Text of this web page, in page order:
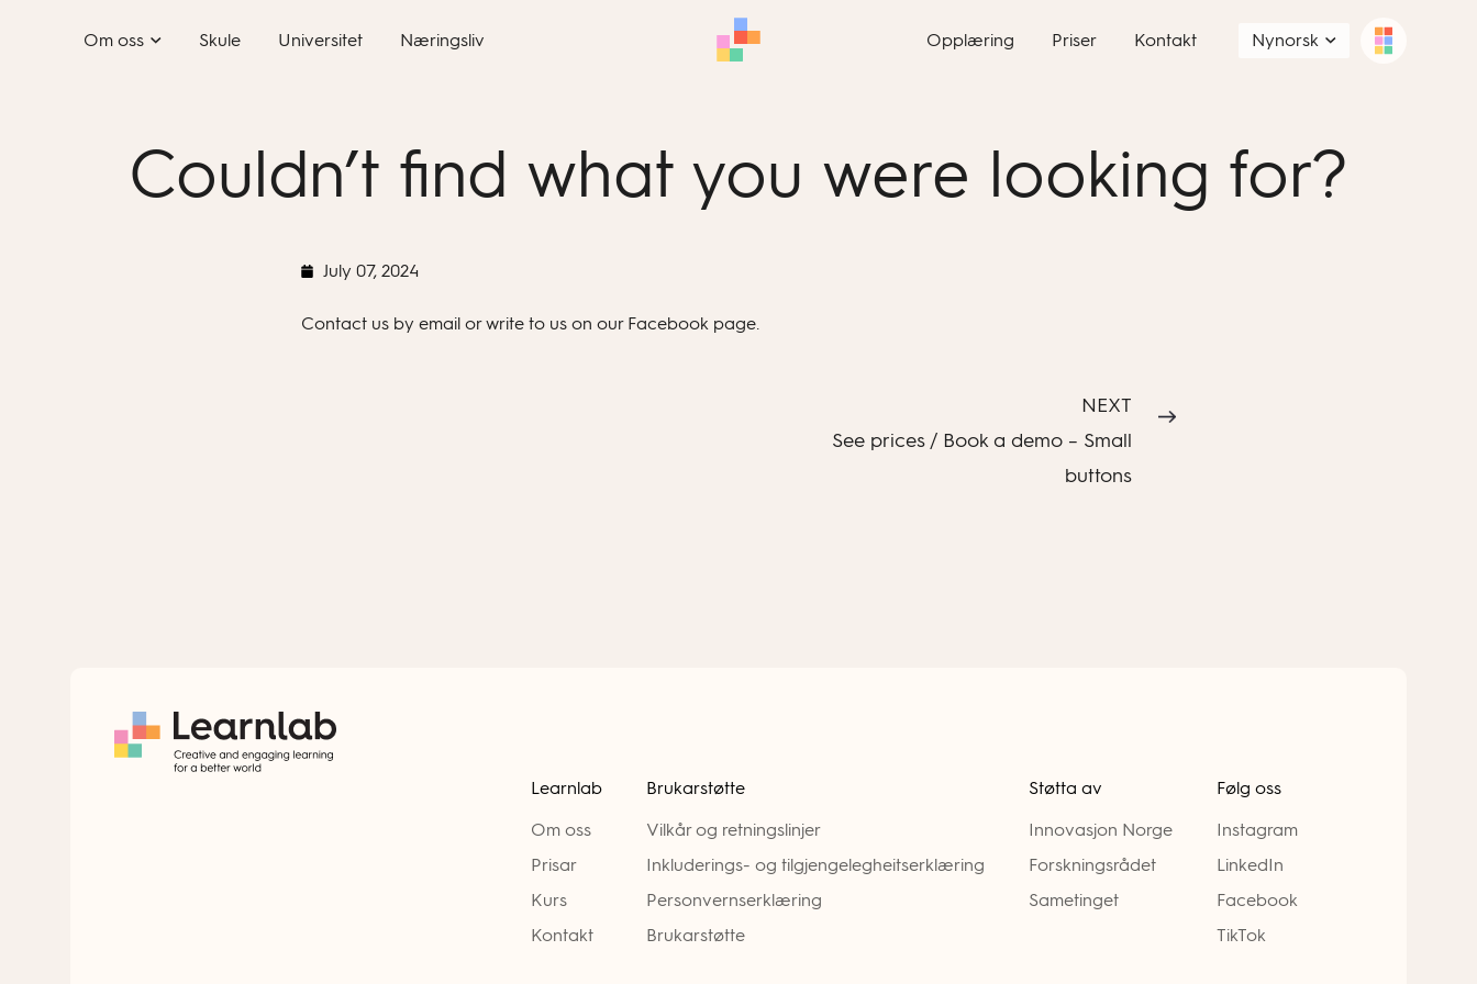
Om oss Skule Universitet Næringsliv Opplæring Priser Kontakt Nynorsk
Couldn’t find what you were looking for?
July 07, 2024
Contact us by email or write to us on our Facebook page.
NEXT
See prices / Book a demo – Small
buttons
Learnlab
Om oss
Prisar
Kurs
Kontakt
Brukarstøtte
Vilkår og retningslinjer
Inkluderings- og tilgjengelegheitserklæring
Personvernserklæring
Brukarstøtte
Støtta av
Innovasjon Norge
Forskningsrådet
Sametinget
Følg oss
Instagram
LinkedIn
Facebook
TikTok